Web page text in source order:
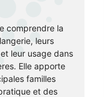
comprendre la
leurs
leur usage dans
Elle apporte
familles
et des